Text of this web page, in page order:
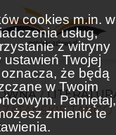
cookies m.in. w
usług,
z witryny
ustawień Twojej
że będą
w Twoim
Pamiętaj,
zmienić te
TANGO